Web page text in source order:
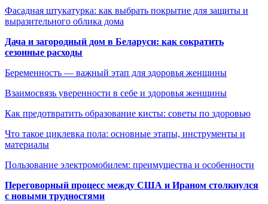
Фасадная штукатурка: как выбрать покрытие для защиты и
выразительного облика дома
Дача и загородный дом в Беларуси: как сократить
сезонные расходы
Беременность — важный этап для здоровья женщины
Взаимосвязь уверенности в себе и здоровья женщины
Как предотвратить образование кисты: советы по здоровью
Что такое циклевка пола: основные этапы, инструменты и
материалы
Пользование электромобилем: преимущества и особенности
Переговорный процесс между США и Ираном столкнулся
с новыми трудностями